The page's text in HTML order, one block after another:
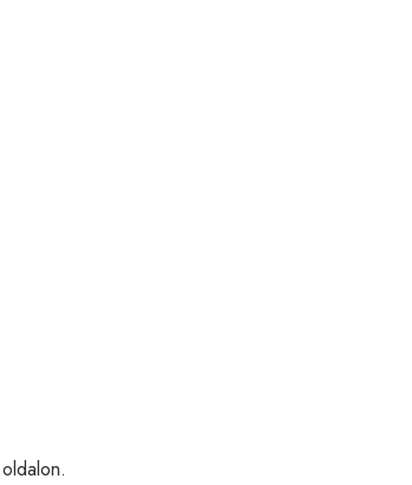
oldalon.